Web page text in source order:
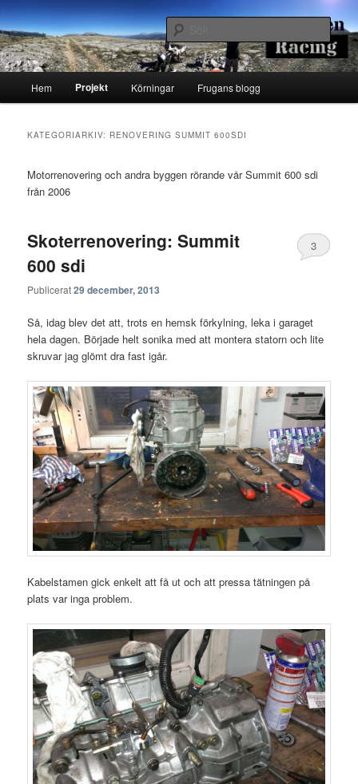
Hoppa
till
primärt
innehåll
Hoppa
till
sekundärt
innehållRunsten Racing
Runstenarnas egen Racingblogg
Sök
Hem Projekt Körningar Frugans blogg
KATEGORIARKIV: RENOVERING SUMMIT 600SDI
Motorrenovering och andra byggen rörande vår Summit 600 sdi
från 2006
Skoterrenovering: Summit
600 sdi
Publicerat29 december, 2013
3
Så, idag blev det att, trots en hemsk förkylning, leka i garaget
hela dagen. Började helt sonika med att montera statorn och lite
skruvar jag glömt dra fast igår.
Kabelstamen gick enkelt att få ut och att pressa tätningen på
plats var inga problem.